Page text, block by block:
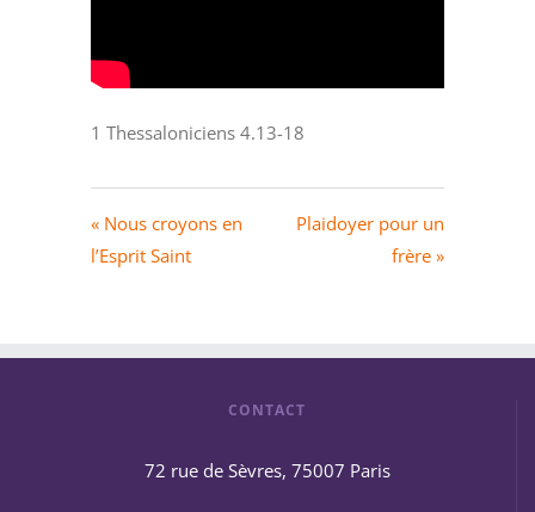
1 Thessaloniciens 4.13-18
« Nous croyons en
l’Esprit Saint
Plaidoyer pour un
frère »
CONTACT
72 rue de Sèvres, 75007 Paris